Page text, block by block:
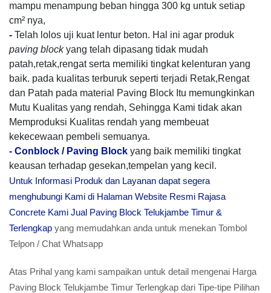
mampu menampung beban hingga 300 kg untuk setiap
cm² nya,
- Telah lolos uji kuat lentur beton. Hal ini agar produk
paving blockyang telah dipasang tidak mudah
patah,retak,rengat serta memiliki tingkat kelenturan yang
baik. pada kualitas terburuk seperti terjadi Retak,Rengat
dan Patah pada material Paving Block Itu memungkinkan
Mutu Kualitas yang rendah, Sehingga Kami tidak akan
Memproduksi Kualitas rendah yang membeuat
kekecewaan pembeli semuanya.
- Conblock / Paving Block yang baik memiliki tingkat
keausan terhadap gesekan,tempelan yang kecil.
Untuk Informasi Produk dan Layanan dapat segera
menghubungi Kami di Halaman Website Resmi Rajasa
Concrete Kami Jual Paving Block Telukjambe Timur &
Terlengkap yang memudahkan anda untuk menekan Tombol
Telpon / Chat Whatsapp
Atas Prihal yang kami sampaikan untuk detail mengenai Harga
Paving Block Telukjambe Timur Terlengkap dari Tipe-tipe Pilihan